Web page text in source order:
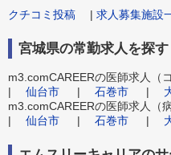
クチコミ投稿 | 求人募集施設
宮城県の常勤求人を探す
m3.comCAREERの医師求人（
| 仙台市 | 石巻市 |
m3.comCAREERの医師求人（
| 仙台市 | 石巻市 |